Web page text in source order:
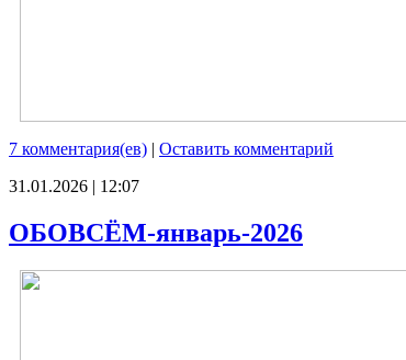
7 комментария(ев) | Оставить комментарий
31.01.2026 | 12:07
ОБОВСЁМ-январь-2026